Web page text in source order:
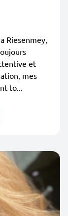
Riesenmey,
et
mes
to...